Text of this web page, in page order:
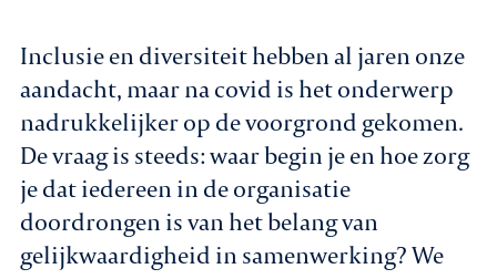
Inclusie en diversiteit hebben al jaren onze
aandacht, maar na covid is het onderwerp
nadrukkelijker op de voorgrond gekomen.
De vraag is steeds: waar begin je en hoe zorg
je dat iedereen in de organisatie
doordrongen is van het belang van
gelijkwaardigheid in samenwerking? We